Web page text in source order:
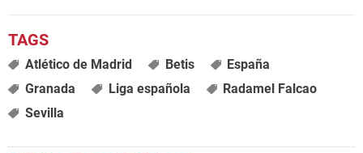
Atlético de Madrid Betis
España
Granada
Liga española
Radamel Falcao
Sevilla